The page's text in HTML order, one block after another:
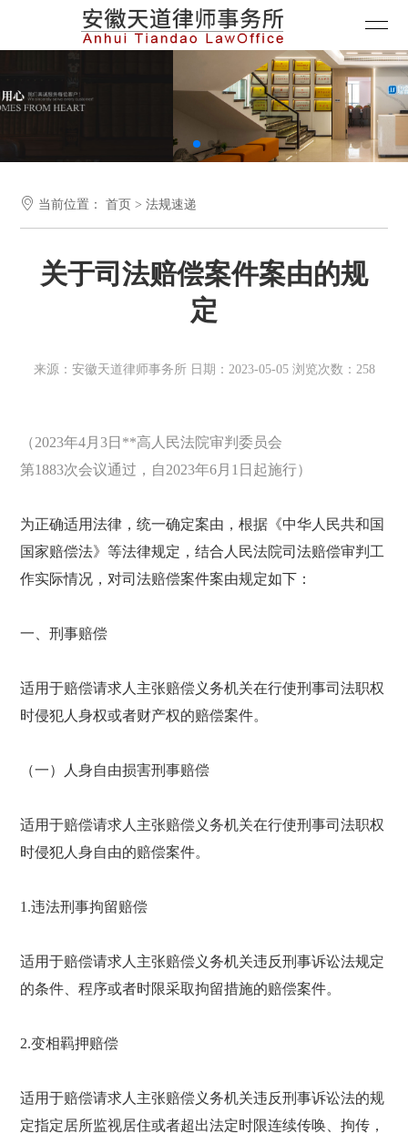
 当前位置：首页 >法规速递
关于司法赔偿案件案由的规
定
来源：安徽天道律师事务所 日期：2023-05-05 浏览次数：258
（2023年4月3日**高人民法院审判委员会
第1883次会议通过，自2023年6月1日起施行）
为正确适用法律，统一确定案由，根据《中华人民共和国
国家赔偿法》等法律规定，结合人民法院司法赔偿审判工
作实际情况，对司法赔偿案件案由规定如下：
一、刑事赔偿
适用于赔偿请求人主张赔偿义务机关在行使刑事司法职权
时侵犯人身权或者财产权的赔偿案件。
（一）人身自由损害刑事赔偿
适用于赔偿请求人主张赔偿义务机关在行使刑事司法职权
时侵犯人身自由的赔偿案件。
1.违法刑事拘留赔偿
适用于赔偿请求人主张赔偿义务机关违反刑事诉讼法规定
的条件、程序或者时限采取拘留措施的赔偿案件。
2.变相羁押赔偿
适用于赔偿请求人主张赔偿义务机关违反刑事诉讼法的规
定指定居所监视居住或者超出法定时限连续传唤、拘传，